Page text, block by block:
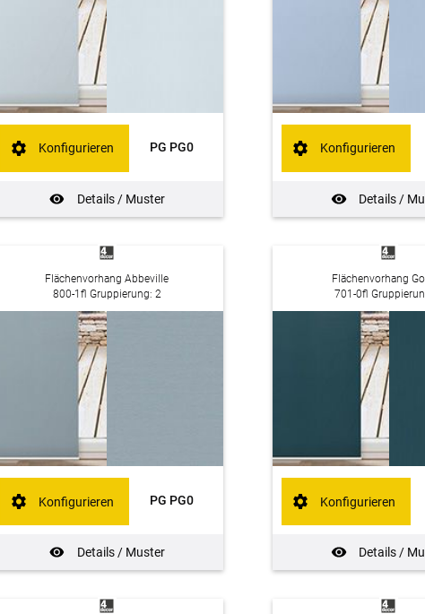
PG PG0
Details / Muster
Konfigurieren
Details /
Konfigurieren
Flächenvorhang Abbeville
800-1fl Gruppierung: 2
PG PG0
Details / Muster
Konfigurieren
Flächenvorhang
701-0fl
Details /
Konfigurieren